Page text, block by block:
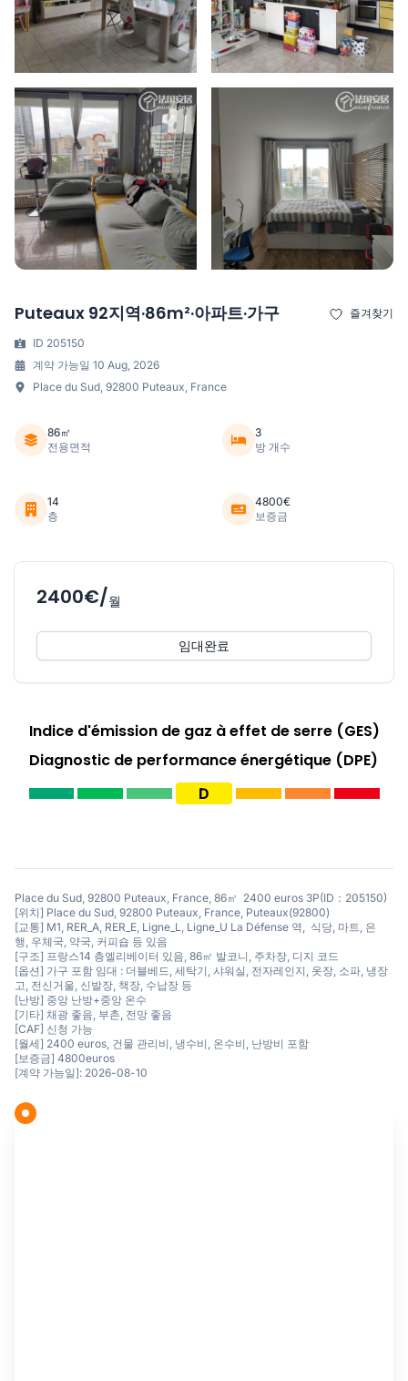
Puteaux 92지역·86m²·아파트·가구 즐겨찾기
ID 205150
계약 가능일 10 Aug, 2026
Place du Sud, 92800 Puteaux, France
86㎡
전용면적
3
방 개수
14
층
4800€
보증금
2400€/월
임대완료
Indice d'émission de gaz à effet de serre (GES)
Diagnostic de performance énergétique (DPE)
D
Place du Sud, 92800 Puteaux, France, 86㎡ 2400 euros 3P(ID：205150)
[위치] Place du Sud, 92800 Puteaux, France, Puteaux(92800)
[교통] M1, RER_A, RER_E, Ligne_L, Ligne_U La Défense 역, 식당, 마트, 은
행, 우체국, 약국, 커피숍 등 있음
[구조] 프랑스14 층엘리베이터 있음, 86㎡ 발코니, 주차장, 디지 코드
[옵션] 가구 포함 임대 : 더블베드, 세탁기, 샤워실, 전자레인지, 옷장, 소파, 냉장
고, 전신거울, 신발장, 책장, 수납장 등
[난방] 중앙 난방+중앙 온수
[기타] 채광 좋음, 부촌, 전망 좋음
[CAF] 신청 가능
[월세] 2400 euros, 건물 관리비, 냉수비, 온수비, 난방비 포함
[보증금] 4800euros
[계약 가능일]: 2026-08-10